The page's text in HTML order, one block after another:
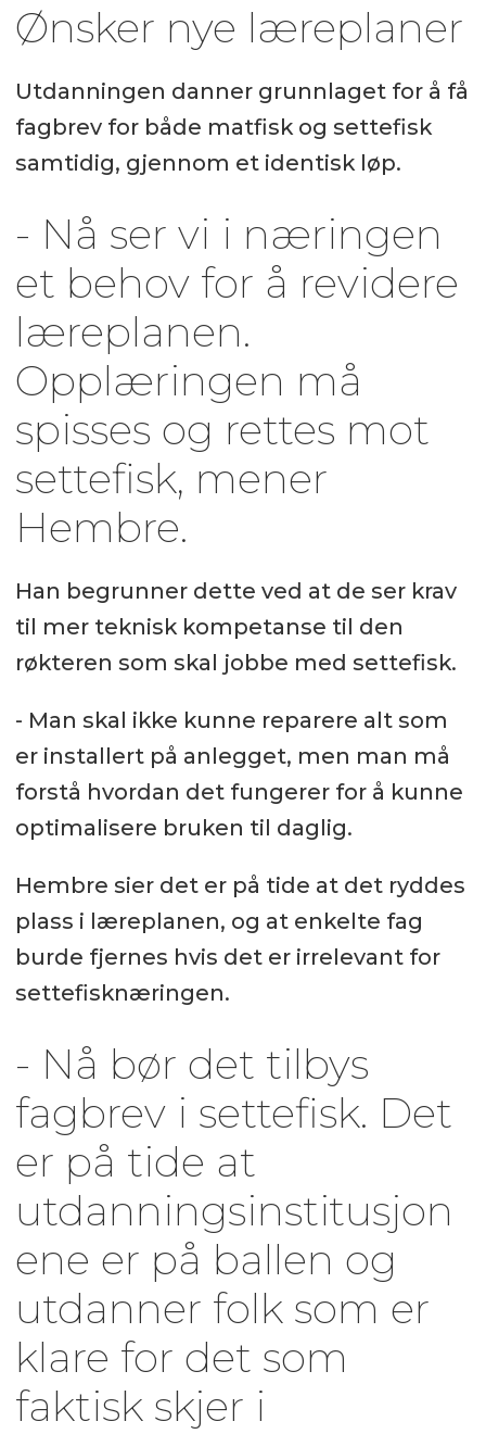
Ønsker nye læreplaner
Utdanningen danner grunnlaget for å få
fagbrev for både matfisk og settefisk
samtidig, gjennom et identisk løp.
- Nå ser vi i næringen
et behov for å revidere
læreplanen.
Opplæringen må
spisses og rettes mot
settefisk, mener
Hembre.
Han begrunner dette ved at de ser krav
til mer teknisk kompetanse til den
røkteren som skal jobbe med settefisk.
- Man skal ikke kunne reparere alt som
er installert på anlegget, men man må
forstå hvordan det fungerer for å kunne
optimalisere bruken til daglig.
Hembre sier det er på tide at det ryddes
plass i læreplanen, og at enkelte fag
burde fjernes hvis det er irrelevant for
settefisknæringen.
- Nå bør det tilbys
fagbrev i settefisk. Det
er på tide at
utdanningsinstitusjon
ene er på ballen og
utdanner folk som er
klare for det som
faktisk skjer i